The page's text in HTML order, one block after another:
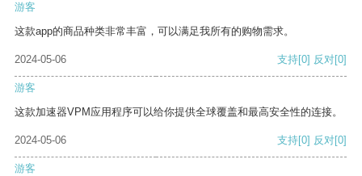
游客
这款app的商品种类非常丰富，可以满足我所有的购物需求。
2024-05-06 支持[0] 反对[0]
游客
这款加速器VPM应用程序可以给你提供全球覆盖和最高安全性的连接。
2024-05-06 支持[0] 反对[0]
游客